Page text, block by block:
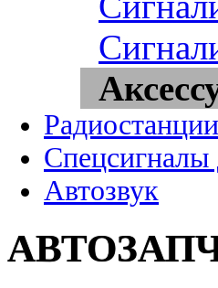
Радиостанции
Спецсигналы
Автозвук